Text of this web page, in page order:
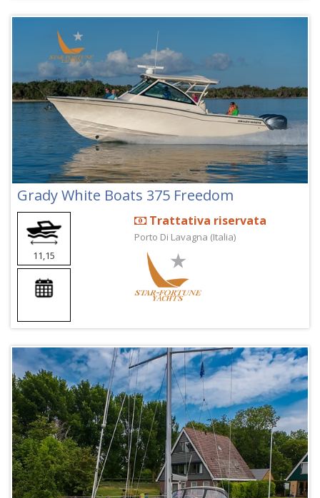
Grady White Boats 375 Freedom
11,15
Trattativa riservata
Porto Di Lavagna (Italia)